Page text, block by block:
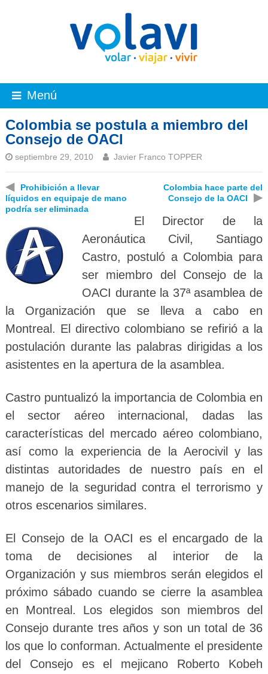
Menú
Colombia se postula a miembro del
Consejo de OACI
septiembre 29, 2010 Javier Franco TOPPER
◀
Prohibición a llevar
líquidos en equipaje de mano
podría ser eliminada
Colombia hace parte del
Consejo de la OACI
▶
El Director de la
Aeronáutica Civil, Santiago
Castro, postuló a Colombia para
ser miembro del Consejo de la
OACI durante la 37ª asamblea de
la Organización que se lleva a cabo en
Montreal. El directivo colombiano se refirió a la
postulación durante las palabras dirigidas a los
asistentes en la apertura de la asamblea.
Castro puntualizó la importancia de Colombia en
el sector aéreo internacional, dadas las
características del mercado aéreo colombiano,
así como la experiencia de la Aerocivil y las
distintas autoridades de nuestro país en el
manejo de la seguridad contra el terrorismo y
otros escenarios similares.
El Consejo de la OACI es el encargado de la
toma de decisiones al interior de la
Organización y sus miembros serán elegidos el
próximo sábado cuando se cierre la asamblea
en Montreal. Los elegidos son miembros del
Consejo durante tres años y son un total de 36
los que lo conforman. Actualmente el presidente
del Consejo es el mejicano Roberto Kobeh